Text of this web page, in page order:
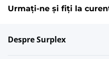
Urmați-ne și fiți la
Despre Surplex